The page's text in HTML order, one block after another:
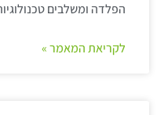
הפלדה ומשלבים
לקריאת המאמר »